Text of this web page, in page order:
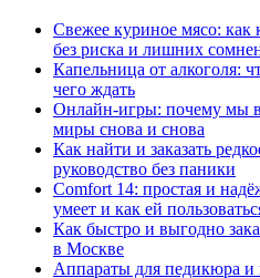
Свежее куриное мясо: как
без риска и лишних
Капельница от алкоголя:
чего ждать
Онлайн-игры: почему мы
миры снова и снова
Как найти и заказать
руководство без паники
Comfort 14: простая и
умеет и как ей
Как быстро и выгодно
в Москве
Аппараты для педикюра и